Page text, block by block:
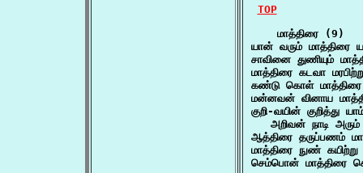
TOP
    மாத்திரை (9)
யான் வரும் மாத்திரை
சாவினை துணியும்
மாத்திரை கடவா
கண்டு கொள்
மன்னவன் வினாய
குறி-வயின் குறித்து
அறிவன் நாடி
ஆத்திரை தருப்பணம்
மாத்திரை நுண்
செம்பொன் மாத்திரை